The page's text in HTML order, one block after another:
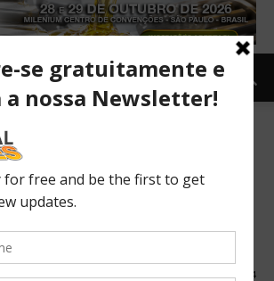
da FCA diz que
de
mercado nacional
164